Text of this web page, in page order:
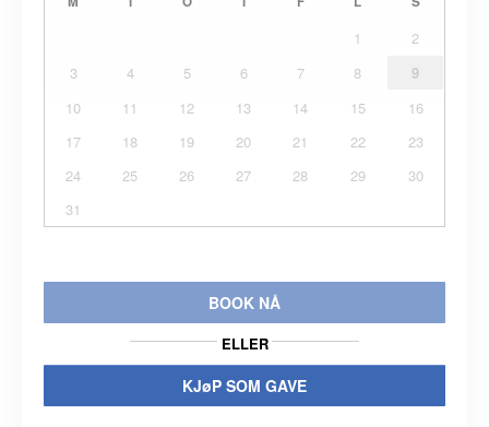
1
2
3
4 5 6 7 8
9
10
11 12 13 14 15
16
17
18 19 20 21 22
23
24
25 26 27 28 29
30
31
BOOK NÅ
ELLER
KJøP SOM GAVE